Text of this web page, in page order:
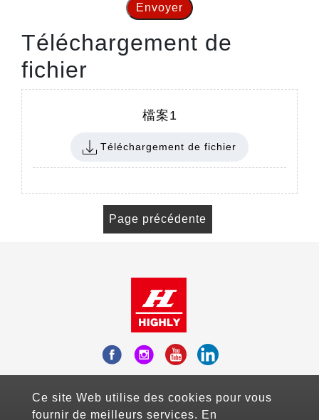
Envoyer
Téléchargement de
fichier
檔案1
Téléchargement de fichier
Page précédente
Ce site Web utilise des cookies pour vous
fournir de meilleurs services. En
Zhonghe District , New Taipei City, Taiwan